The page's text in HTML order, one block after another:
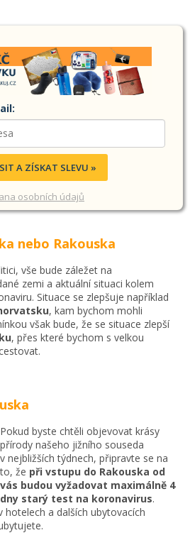
A ZÍSKAT SLEVU »
osobních údajů
nebo Rakouska
vše bude záležet na
zemi a aktuální situaci kolem
Situace se zlepšuje například
, kam bychom mohli
však bude, že se situace zlepší
, přes které bychom s velkou
Pokud byste chtěli objevovat krásy
přírody našeho jižního souseda
v nejbližších týdnech, připravte se na
to, že při vstupu do Rakouska od
vás budou vyžadovat maximálně 4
dny starý test na koronavirus.
a dalších ubytovacích